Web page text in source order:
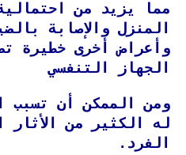
مما يزيد من
المنزل والإصابة
وأعراض أخرى خطيرة
الجهاز التنفسي
ومن الممكن أن تسبب
له الكثير من الأثار
الفرد.